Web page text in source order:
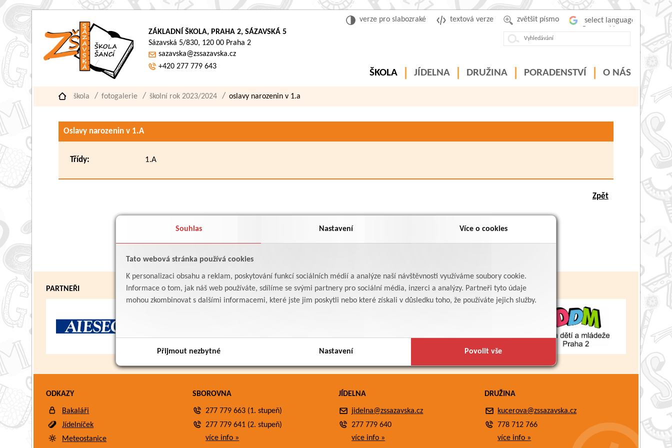
Souhlas Nastavení Více o cookies
Tato webová stránka používá cookies
K personalizaci obsahu a reklam, poskytování funkcí sociálních médií a analýze naší návštěvnosti využíváme soubory cookie.
Informace o tom, jak náš web používáte, sdílíme se svými partnery pro sociální média, inzerci a analýzy. Partneři tyto údaje
mohou zkombinovat s dalšími informacemi, které jste jim poskytli nebo které získali v důsledku toho, že používáte jejich služby.
Přijmout nezbytné Nastavení Povolit vše
zvětšit písmo
textová verze
verze pro slabozraké
ZÁKLADNÍ ŠKOLA, PRAHA 2, SÁZAVSKÁ 5
Sázavská 5/830, 120 00 Praha 2
sazavska@zssazavska.cz
+420 277 779 643
ŠKOLA JÍDELNA DRUŽINA PORADENSTVÍ O NÁS
škola fotogalerie školní rok 2023/2024 oslavy narozenin v 1.a
Oslavy narozenin v 1.A
Třídy: 1.A
Zpět
PARTNEŘI
ODKAZY
Bakaláři
Jídelníček
Meteostanice
SBOROVNA
277 779 663 (1. stupeň)
277 779 641 (2. stupeň)
více info »
JÍDELNA
jidelna@zssazavska.cz
277 779 640
více info »
DRUŽINA
kucerova@zssazavska.cz
778 712 766
více info »